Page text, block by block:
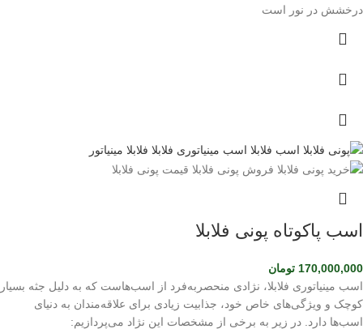
درخشش در نور است
اسب پاکوتاه پونی فلابلا
170,000,000 تومان
اسب مینیاتوری فلابلا، نژادی منحصربه‌فرد از اسب‌هاست که به دلیل جثه بسیار
کوچک و ویژگی‌های خاص خود، جذابیت زیادی برای علاقه‌مندان به دنیای
اسب‌ها دارد. در زیر به برخی از مشخصات این نژاد می‌پردازیم: